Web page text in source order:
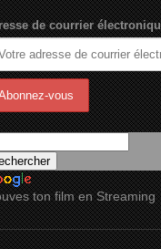
de courrier
ton film en Streaming